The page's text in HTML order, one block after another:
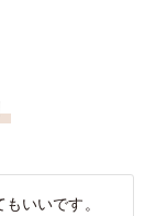
いいです。